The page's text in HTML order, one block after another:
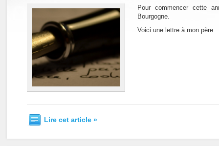
Pour commencer cette
Bourgogne.
Voici une lettre à mon père.
Lire cet article »